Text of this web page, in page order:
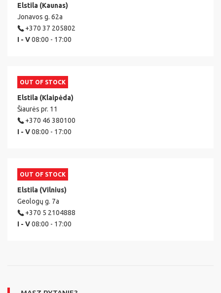
Elstila (Kaunas)
Jonavos g. 62a
+370 37 205802
I - V08:00 - 17:00
OUT OF STOCK
Elstila (Klaipėda)
Šiaurės pr. 11
+370 46 380100
I - V08:00 - 17:00
OUT OF STOCK
Elstila (Vilnius)
Geologų g. 7a
+370 5 2104888
I - V08:00 - 17:00